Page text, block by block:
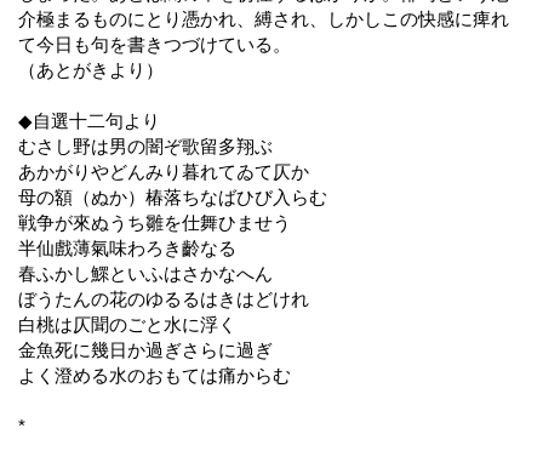
介極まるものにとり憑かれ、縛され、しかしこの快感に痺れ
て今日も句を書きつづけている。
（あとがきより）
◆自選十二句より
むさし野は男の闇ぞ歌留多翔ぶ
あかがりやどんみり暮れてゐて仄か
母の額（ぬか）椿落ちなばひび入らむ
戦争が來ぬうち雛を仕舞ひませう
半仙戲薄氣味わろき齡なる
春ふかし鰥といふはさかなへん
ぼうたんの花のゆるるはきはどけれ
白桃は仄聞のごと水に浮く
金魚死に幾日か過ぎさらに過ぎ
よく澄める水のおもては痛からむ
*